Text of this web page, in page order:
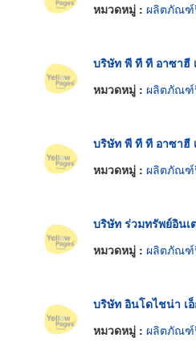
หมวดหมู่ : ผลิตภัณฑ์
บริษัท พี ที ที อาซาฮี
หมวดหมู่ : ผลิตภัณฑ์
บริษัท พี ที ที อาซาฮี
หมวดหมู่ : ผลิตภัณฑ์
บริษัท ร่วมทรัพย์อินเ
หมวดหมู่ : ผลิตภัณฑ์
บริษัท อินโดไชน่า เ
หมวดหมู่ : ผลิตภัณฑ์